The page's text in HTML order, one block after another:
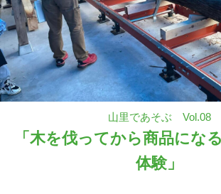
山里であそぶ Vol.08
「木を伐ってから商品にな
体験」